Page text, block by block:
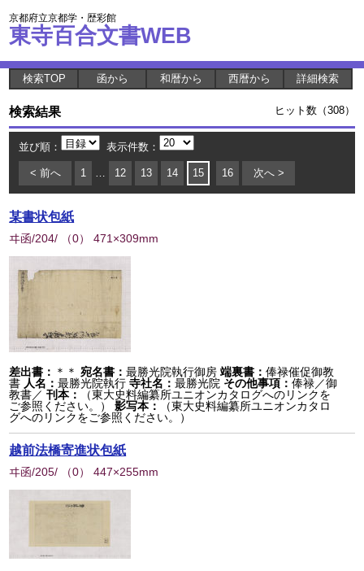
京都府立京都学・歴彩館
東寺百合文書WEB
検索TOP 函から 和暦から 西暦から 詳細検索
検索結果 ヒット数（308）
並び順： 表示件数：
< 前へ 1 … 12 13 14 15 16 次へ >
某書状包紙
ヰ函/204/ （0） 471×309mm
差出書： ＊＊ 宛名書：最勝光院執行御房 端裏書：俸禄催促御教
書 人名：最勝光院執行 寺社名：最勝光院 その他事項：俸禄／御
教書／刊本：
（東大史料編纂所ユニオンカタログへのリンクを
ご参照ください。）
影写本：
（東大史料編纂所ユニオンカタロ
グへのリンクをご参照ください。）
越前法橋寄進状包紙
ヰ函/205/ （0） 447×255mm